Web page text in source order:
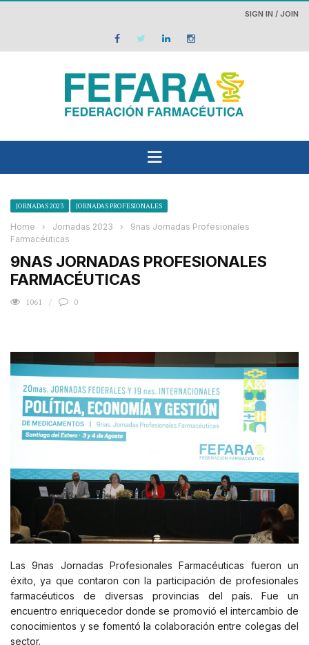
SIGN IN / JOIN
JORNADAS 2023 JORNADAS PROFESIONALES
Home › Jornadas 2023 ›
9nas Jornadas Profesionales
Farmacéuticas
9NAS JORNADAS PROFESIONALES
FARMACÉUTICAS
1061 0
Las 9nas Jornadas Profesionales Farmacéuticas fueron un
éxito, ya que contaron con la participación de profesionales
farmacéuticos de diversas provincias del país. Fue un
encuentro enriquecedor donde se promovió el intercambio de
conocimientos y se fomentó la colaboración entre colegas del
sector.